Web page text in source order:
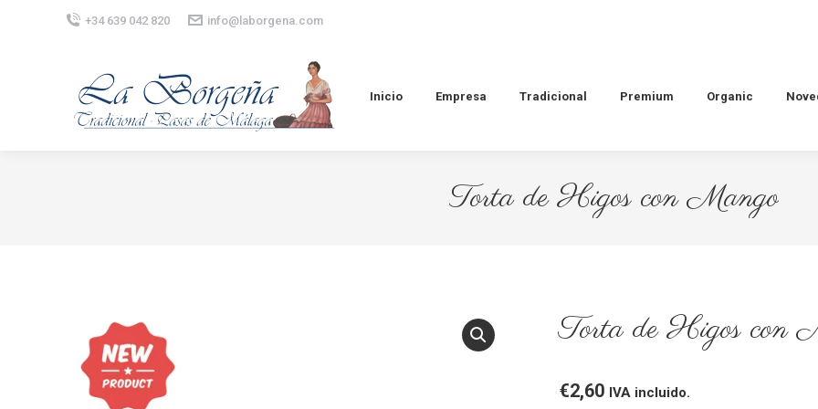
+34 639 042 820 info@laborgena.com
Inicio Empresa Tradicional Premium Organic
Torta de Higos con Mango
Torta de Higos con
€2,60 IVA incluido.